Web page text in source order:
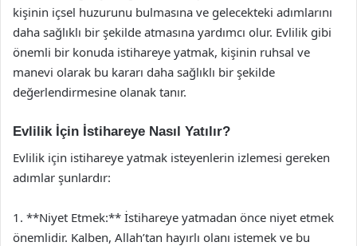
kişinin içsel huzurunu bulmasına ve gelecekteki adımlarını
daha sağlıklı bir şekilde atmasına yardımcı olur. Evlilik gibi
önemli bir konuda istihareye yatmak, kişinin ruhsal ve
manevi olarak bu kararı daha sağlıklı bir şekilde
değerlendirmesine olanak tanır.
Evlilik İçin İstihareye Nasıl Yatılır?
Evlilik için istihareye yatmak isteyenlerin izlemesi gereken
adımlar şunlardır:
1. **Niyet Etmek:** İstihareye yatmadan önce niyet etmek
önemlidir. Kalben, Allah’tan hayırlı olanı istemek ve bu